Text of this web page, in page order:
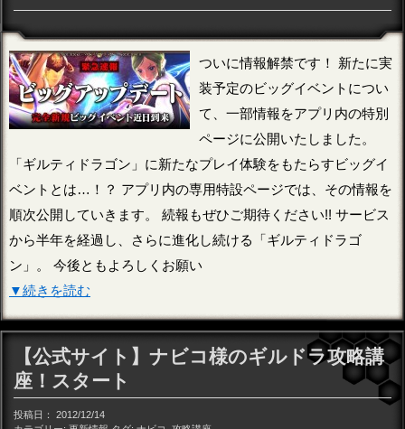
ついに情報解禁です！ 新たに実
装予定のビッグイベントについ
て、一部情報をアプリ内の特別
ページに公開いたしました。
「ギルティドラゴン」に新たなプレイ体験をもたらすビッグイ
ベントとは…！？ アプリ内の専用特設ページでは、その情報を
順次公開していきます。 続報もぜひご期待ください!! サービス
から半年を経過し、さらに進化し続ける「ギルティドラゴ
ン」。 今後ともよろしくお願い
▼続きを読む
【公式サイト】ナビコ様のギルドラ攻略講
座！スタート
投稿日：
2012/12/14